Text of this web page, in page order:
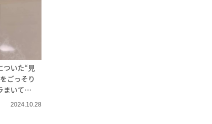
ついた“見
ごっそり
まいて
2024.10.28